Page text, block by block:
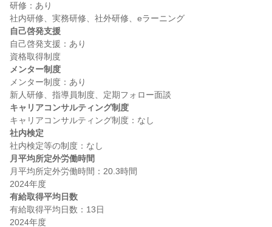
研修：あり
自己啓発支援
自己啓発支援：あり
メンター制度
メンター制度：あり
キャリアコンサルティング制度
社内検定
月平均所定外労働時間
月平均所定外労働時間：20.3時間
有給取得平均日数
有給取得平均日数：13日